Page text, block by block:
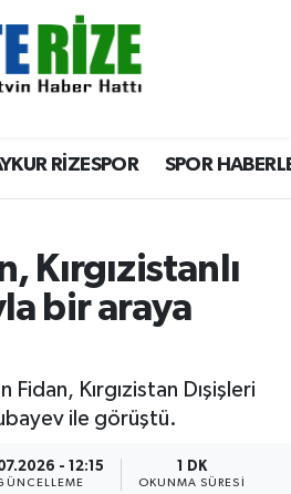
RİZESPOR SPOR
Kırgızistanlı
bir araya
Fidan, Kırgızistan Dışişleri
ile görüştü.
- 12:15 1 DK
OKUNMA SÜRESI
Haritası
ve Fikstür